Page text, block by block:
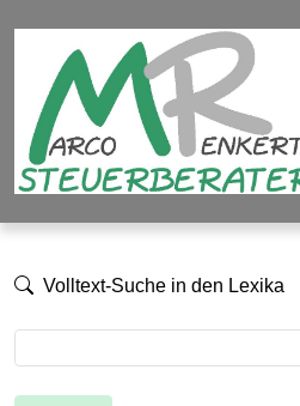
Volltext-Suche in den Lexika